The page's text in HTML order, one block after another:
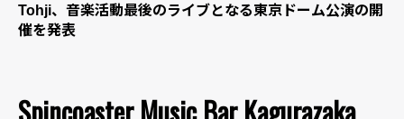
Tohji、音楽活動最後のライブとなる東京ドーム公演の開
催を発表